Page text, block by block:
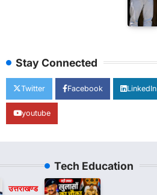
Stay Connected
Twitter Facebook LinkedIn
youtube
उत्तराखण्ड
Tech Education